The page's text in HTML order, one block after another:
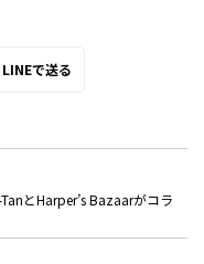
LINEで送る
とHarper’s Bazaarがコラ